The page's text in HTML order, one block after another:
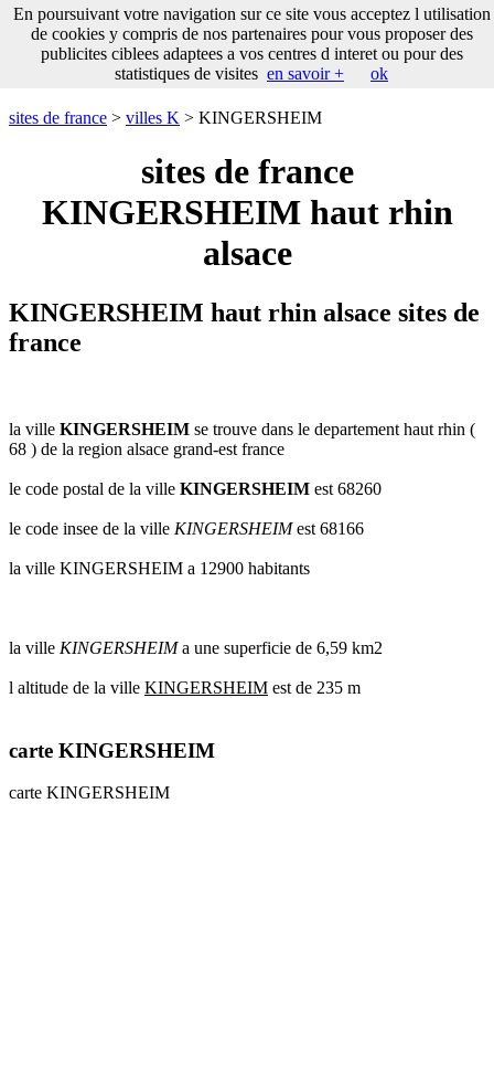
sites
france
par
M
N
R S T
U
___
___
___ sites de france
sites de france > villes K > KINGERSHEIM
sites de france
KINGERSHEIM haut rhin
alsace
KINGERSHEIM haut rhin alsace sites de
france
la ville KINGERSHEIM se trouve dans le departement haut rhin (
68 ) de la region alsace grand-est france
le code postal de la ville KINGERSHEIM est 68260
le code insee de la ville KINGERSHEIMest 68166
la ville KINGERSHEIM a 12900 habitants
la ville KINGERSHEIMa une superficie de 6,59 km2
l altitude de la ville KINGERSHEIM est de 235 m
carte KINGERSHEIM
carte KINGERSHEIM
En poursuivant votre navigation sur ce site vous acceptez l utilisation
de cookies y compris de nos partenaires pour vous proposer des
publicites ciblees adaptees a vos centres d interet ou pour des
statistiques de visites en savoir + ok